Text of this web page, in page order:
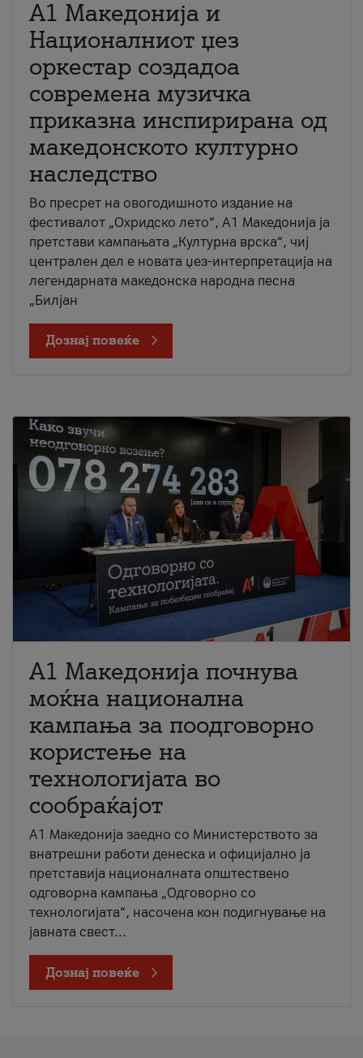
А1 Македонија и
Националниот џез
оркестар создадоа
современа музичка
приказна инспирирана од
македонското културно
наследство
Во пресрет на овогодишното издание на
фестивалот „Охридско лето“, А1 Македонија ја
претстави кампањата „Културна врска“, чиј
централен дел е новата џез-интерпретација на
легендарната македонска народна песна
„Билјан
Дознај повеќе
A1 Македонија почнува
моќна национална
кампања за поодговорно
користење на
технологијата во
сообраќајот
A1 Македонија заедно со Министерството за
внатрешни работи денеска и официјално ја
претставија националната општествено
одговорна кампања „Одговорно со
технологијата“, насочена кон подигнување на
јавната свест...
Дознај повеќе